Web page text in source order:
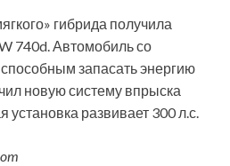
гибрида получила
740d. Автомобиль со
запасать энергию
новую систему впрыска
установка развивает 300 л.с.